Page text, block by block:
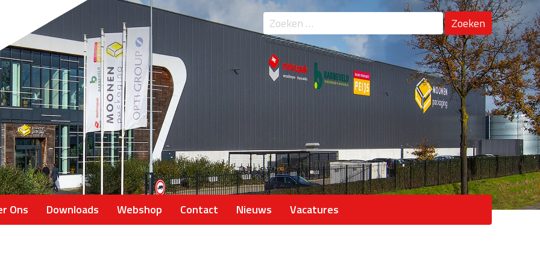
Zoeken
naar:
Ons Downloads Webshop Contact Nieuws Vacatures